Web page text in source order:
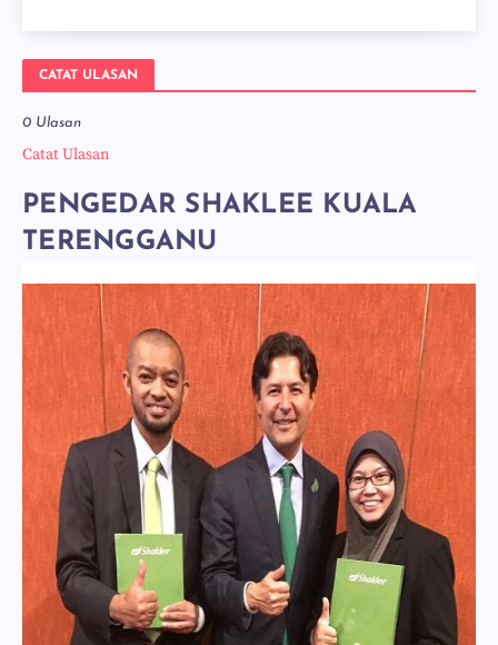
CATAT ULASAN
0 Ulasan
Catat Ulasan
PENGEDAR SHAKLEE KUALA
TERENGGANU